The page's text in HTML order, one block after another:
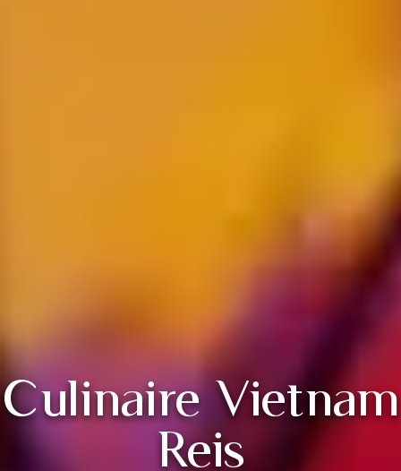
Culinaire Vietnam
Reis